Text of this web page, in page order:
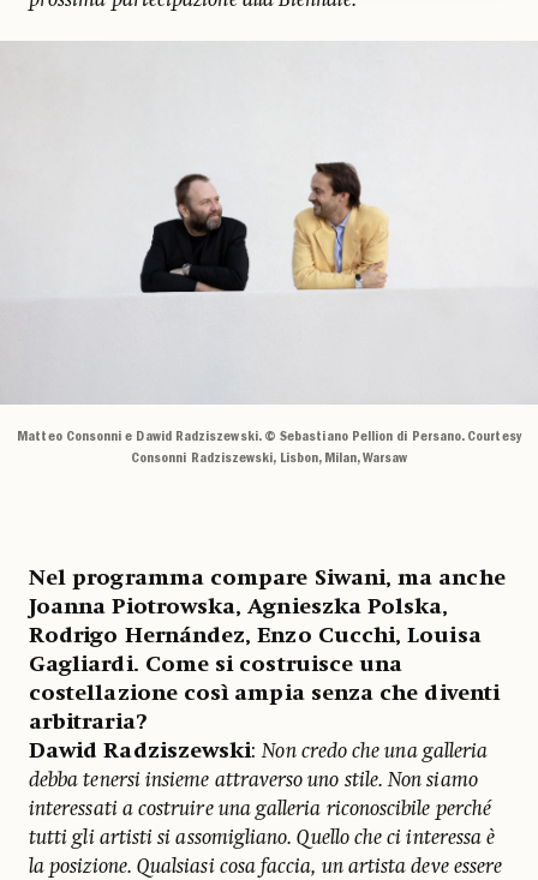
Matteo Consonni e Dawid Radziszewski. © Sebastiano Pellion di Persano. Courtesy
Consonni Radziszewski, Lisbon, Milan, Warsaw
Nel programma compare Siwani, ma anche
Joanna Piotrowska, Agnieszka Polska,
Rodrigo Hernández, Enzo Cucchi, Louisa
Gagliardi. Come si costruisce una
costellazione così ampia senza che diventi
arbitraria?
Dawid Radziszewski:Non credo che una galleria
debba tenersi insieme attraverso uno stile. Non siamo
interessati a costruire una galleria riconoscibile perché
tutti gli artisti si assomigliano. Quello che ci interessa è
la posizione. Qualsiasi cosa faccia, un artista deve essere